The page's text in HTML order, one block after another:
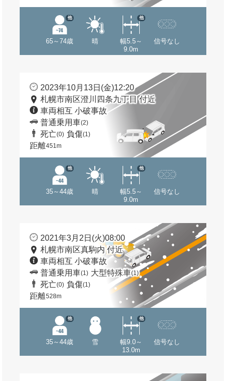
65～74歳
他
晴
幅5.5～
9.0m
他
信号なし
2023年10月13日(金)12:20
札幌市南区澄川四条九丁目 付近
車両相互 小破事故
普通乗用車(2)
死亡(0) 負傷(1)
距離451m
35～44歳
他
晴
幅5.5～
9.0m
他
信号なし
2021年3月2日(火)08:00
札幌市南区真駒内 付近
車両相互 小破事故
普通乗用車(1) 大型特殊車(1)
死亡(0) 負傷(1)
距離528m
35～44歳
他
雪
幅9.0～
13.0m
他
信号なし